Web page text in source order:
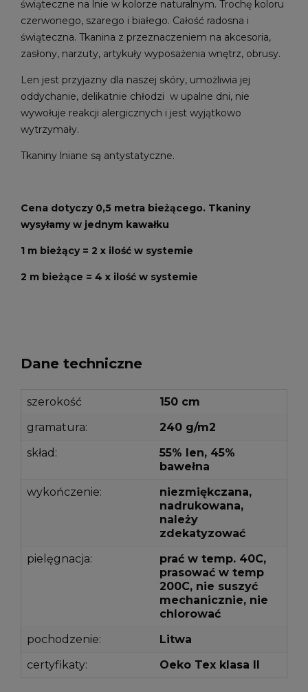
świąteczne na lnie w kolorze naturalnym. Trochę koloru
czerwonego, szarego i białego. Całość radosna i
świąteczna. Tkanina z przeznaczeniem na akcesoria,
zasłony, narzuty, artykuły wyposażenia wnętrz, obrusy.
Len jest przyjazny dla naszej skóry, umożliwia jej
oddychanie, delikatnie chłodzi w upalne dni, nie
wywołuje reakcji alergicznych i jest wyjątkowo
wytrzymały.
Tkaniny lniane są antystatyczne.
Cena dotyczy 0,5 metra bieżącego. Tkaniny
wysyłamy w jednym kawałku
1 m bieżący = 2 x ilość w systemie
2 m bieżące = 4 x ilość w systemie
Dane techniczne
szerokość
150 cm
gramatura:
240 g/m2
skład:
55% len, 45%
bawełna
wykończenie:
niezmiękczana,
nadrukowana,
należy
zdekatyzować
pielęgnacja:
prać w temp. 40C,
prasować w temp
200C, nie suszyć
mechanicznie, nie
chlorować
pochodzenie:
Litwa
certyfikaty:
Oeko Tex klasa II